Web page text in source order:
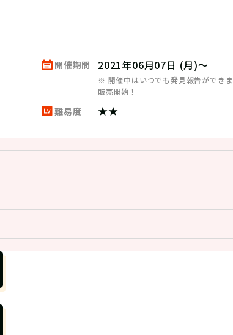
開催期間 2021年06月07日 (月)～
※ 開催中はいつでも発見報告ができ
販売開始！
難易度 ★★